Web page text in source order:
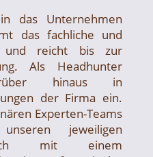
das Unternehmen
das fachliche und
und reicht bis zur
Als Headhunter
hinaus in
der Firma ein.
Experten-Teams
jeweiligen
mit einem